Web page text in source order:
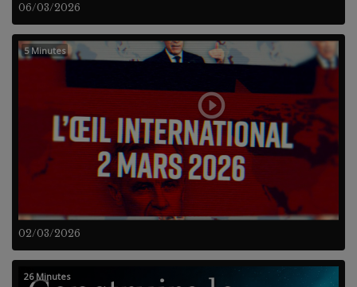
06/03/2026
02/03/2026
5 Minutes
26 Minutes